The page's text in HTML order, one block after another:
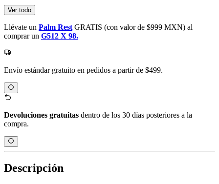
Ver todo
Llévate un Palm Rest GRATIS (con valor de $999 MXN) al
comprar un G512 X 98.
Envío estándar gratuito en pedidos a partir de $499.
Devoluciones gratuitas dentro de los 30 días posteriores a la
compra.
Descripción